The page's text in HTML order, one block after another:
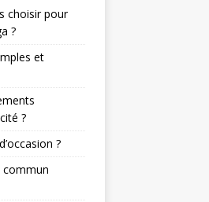
choisir pour
?
et
?
?
commun